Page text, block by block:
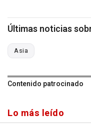
Últimas noticias
Asia
Contenido patrocinado
Lo más leído